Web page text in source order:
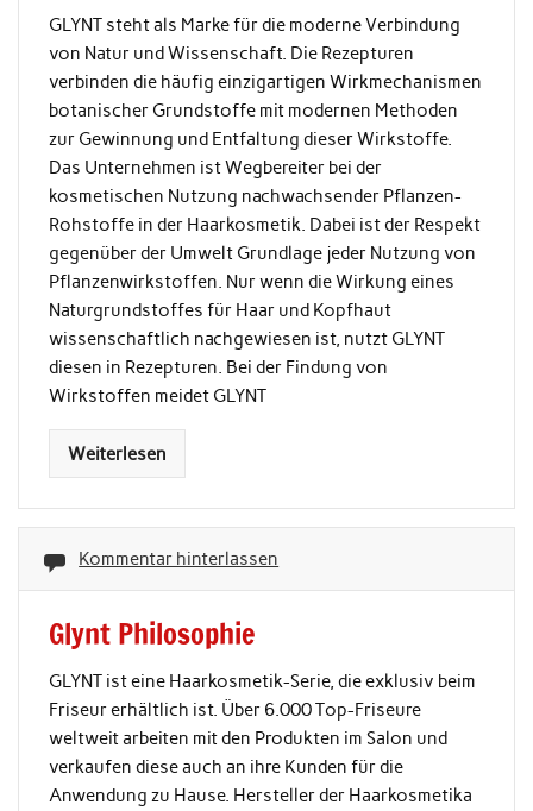
GLYNT steht als Marke für die moderne Verbindung
von Natur und Wissenschaft. Die Rezepturen
verbinden die häufig einzigartigen Wirkmechanismen
botanischer Grundstoffe mit modernen Methoden
zur Gewinnung und Entfaltung dieser Wirkstoffe.
Das Unternehmen ist Wegbereiter bei der
kosmetischen Nutzung nachwachsender Pflanzen-
Rohstoffe in der Haarkosmetik. Dabei ist der Respekt
gegenüber der Umwelt Grundlage jeder Nutzung von
Pflanzenwirkstoffen. Nur wenn die Wirkung eines
Naturgrundstoffes für Haar und Kopfhaut
wissenschaftlich nachgewiesen ist, nutzt GLYNT
diesen in Rezepturen. Bei der Findung von
Wirkstoffen meidet GLYNT
Weiterlesen
Kommentar hinterlassen
Glynt Philosophie
GLYNT ist eine Haarkosmetik-Serie, die exklusiv beim
Friseur erhältlich ist. Über 6.000 Top-Friseure
weltweit arbeiten mit den Produkten im Salon und
verkaufen diese auch an ihre Kunden für die
Anwendung zu Hause. Hersteller der Haarkosmetika